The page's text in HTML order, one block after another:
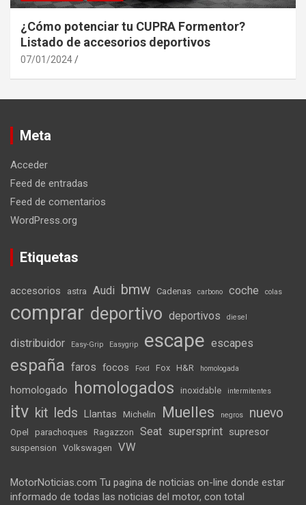
¿Cómo potenciar tu CUPRA Formentor?
Listado de accesorios deportivos
07/01/2024
Meta
Acceder
Feed de entradas
Feed de comentarios
WordPress.org
Etiquetas
accesorios astra Audi bmw Cadenas carbono coche colas
comprar deportivo deportivos diesel
distribuidor Easy-Grip Easygrip escape escapes
españa faros focos Ford Fox H&R homologada
homologado homologados inoxidable intermitentes
itv kit leds Llantas Michelin Muelles negros nuevo
Opel parachoques Ragazzon Seat supersprint supresor
suspension Volkswagen VW
MotorNoticias.com Tu pagina de noticias on-line donde estar
informado de todas las noticias del motor, con total